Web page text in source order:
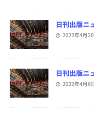
日刊出版ニ
2022年4月
日刊出版ニ
2022年4月6